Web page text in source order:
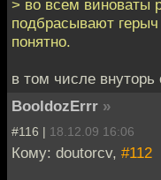
> во всем виноваты
подбрасывают
понятно.
в том числе внуторь
BooldozErrr »
#116 | 18.12.09 16:06
Кому: doutorcv, #112